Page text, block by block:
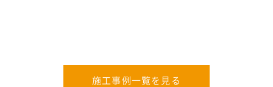
施工事例一覧を見る